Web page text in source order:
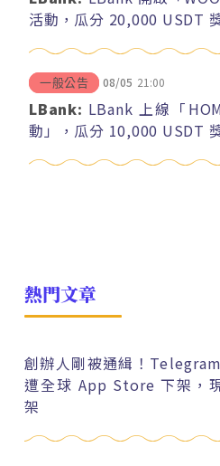
活動，瓜分 20,000 USDT
一般公告 08/05 21:00
LBank: LBank 上線「
動」，瓜分 10,000 USDT
熱門文章
創辦人剛被通緝！
遭全球 App Store 下架，
架